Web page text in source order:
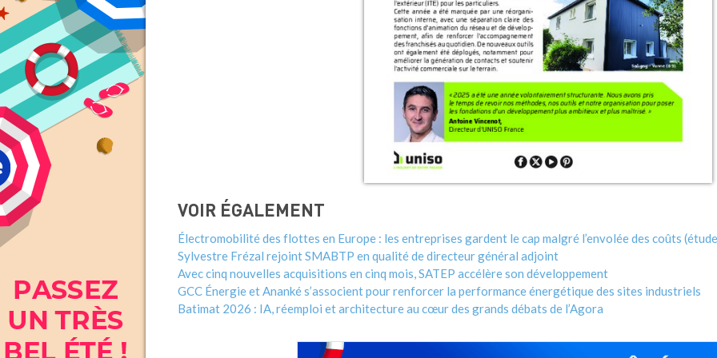
VOIR ÉGALEMENT
Électromobilité des flottes en Europe : les entreprises gardent le cap malgré l’envolée des coûts
Sylvestre Frézal rejoint SMABTP en qualité de directeur général adjoint
Avec cinq nouvelles acquisitions en cinq mois, SATEP accélère son développement
GCC Énergie et Ananké s’associent pour renforcer la performance énergétique des sites industriels
Batimat 2026 : IA, réemploi et architecture au cœur des grands débats de l’Agora